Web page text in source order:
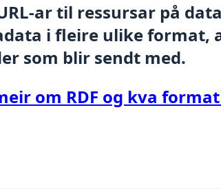
ar til ressursar på
i fleire ulike format,
som blir sendt med.
om RDF og kva